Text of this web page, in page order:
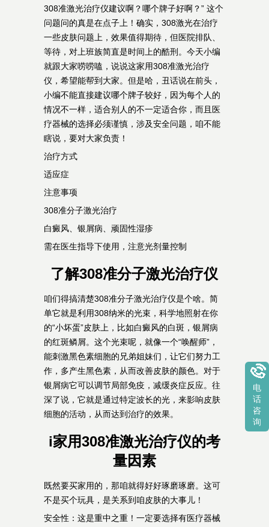
308准激光治疗仪建议啊？哪个牌子好啊？” 这个
问题问的真是在点子上！确实，308激光在治疗
一些皮肤问题上，效果值得期待，但医院排队、
等待，对上班族简直是时间上的酷刑。今天小编
就跟大家唠唠嗑，说说这家用308准激光治疗
仪，希望能帮到大家。但是哈，丑话说在前头，
小编不能直接建议哪个牌子较好，因为每个人的
情况不一样，适合别人的不一定适合你，而且医
疗器械的选择必须谨慎，涉及安全问题，咱不能
瞎说，要对大家负责！
治疗方式
适应症
注意事项
308准分子激光治疗
白癜风、银屑病、顽固性湿疹
需在医生指导下使用，注意光剂量控制
了解308准分子激光治疗仪
咱们得搞清楚308准分子激光治疗仪是个啥。简
单它就是利用308纳米的光束，科学地照射在你
的“小坏蛋”皮肤上，比如白癜风的白斑，银屑病
的红斑鳞屑。这个光束呢，就像一个“唤醒师”，
能刺激黑色素细胞的兄弟姐妹们，让它们努力工
作，多产生黑色素，从而改善皮肤的颜色。对于
银屑病它可以调节局部免疫，减缓炎症反应。往
深了说，它就是通过特定波长的光，来影响皮肤
细胞的活动，从而达到治疗的效果。
i家用308准激光治疗仪的考
量因素
既然要买家用的，那咱就得好好琢磨琢磨。这可
不是买个玩具，是关系到咱皮肤的大事儿！
安全性：这是重中之重！一定要选择有医疗器械
电
话
咨
询